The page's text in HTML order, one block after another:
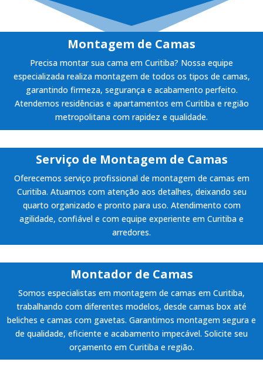
Montagem de Camas
Precisa montar sua cama em Curitiba? Nossa equipe
especializada realiza montagem de todos os tipos de camas,
garantindo firmeza, segurança e acabamento perfeito.
Atendemos residências e apartamentos em Curitiba e região
metropolitana com rapidez e qualidade.
Serviço de Montagem de Camas
Oferecemos serviço profissional de montagem de camas em
Curitiba. Atuamos com atenção aos detalhes, deixando seu
quarto organizado e pronto para uso. Atendimento com
agilidade, confiável e com equipe experiente em Curitiba e
arredores.
Montador de Camas
Somos especialistas em montagem de camas em Curitiba,
trabalhando com diferentes modelos, desde camas box até
beliches e camas com gavetas. Garantimos montagem segura e
de qualidade, eficiente e acabamento impecável. Solicite seu
orçamento em Curitiba e região.